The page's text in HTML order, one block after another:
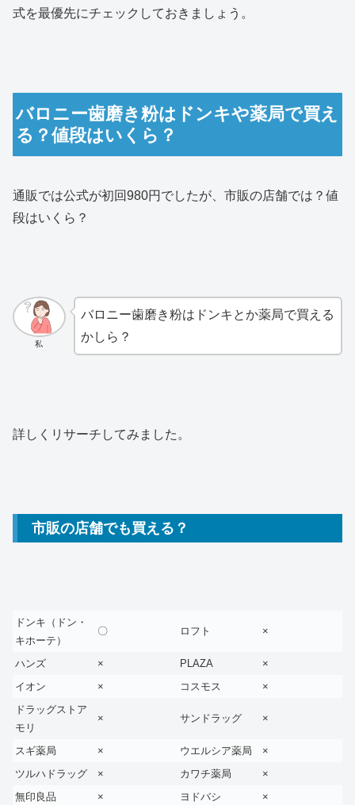
式を最優先にチェックしておきましょう。
バロニー歯磨き粉はドンキや薬局で買え
る？値段はいくら？
通販では公式が初回980円でしたが、市販の店舗では？値
段はいくら？
私
バロニー歯磨き粉はドンキとか薬局で買える
かしら？
詳しくリサーチしてみました。
市販の店舗でも買える？
ドンキ（ドン・
キホーテ）
〇 ロフト ×
ハンズ × PLAZA
×
イオン
× コスモス
×
ドラッグストア
モリ
× サンドラッグ ×
スギ薬局 × ウエルシア薬局
×
ツルハドラッグ
× カワチ薬局
×
無印良品
× ヨドバシ ×